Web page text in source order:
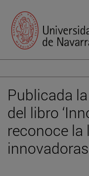
Publicada
del libro
reconoce la